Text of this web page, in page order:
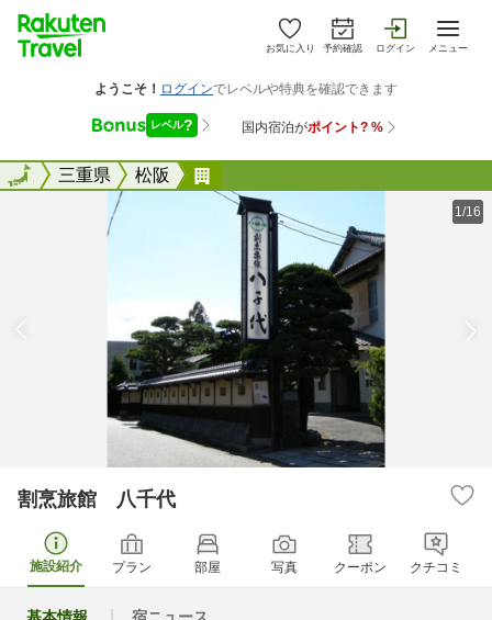
お気に入り 予約確認 ログイン メニュー
全国三重県 松阪
全国
1/16
割烹旅館 八千代
施設紹介 プラン 部屋 写真 クーポン クチコミ